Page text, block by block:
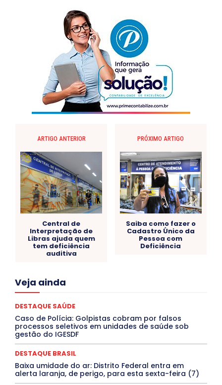
ARTIGO ANTERIOR
Central de
Interpretação de
Libras ajuda quem
tem deficiência
auditiva
PRÓXIMO ARTIGO
Saiba como fazer o
Cadastro Único da
Pessoa com
Deficiência
Veja ainda
Acre
Congressuanas & Esplanadumas
Covid-19
Cultura e Tal
DANÇA Dengue
Denuncia
DESTAQUE BRASIL
DESTAQUE DF
DESTAQUE SAÚDE
ELEIÇÕES
Especial
Espírito Santo ESPORTE
ESTÁGIO
EVENTOS
EXPOSIÇÃO Featured
Febre Amarela
DESTAQUE SAÚDE
Caso de Polícia: Golpistas cobram por falsos
processos seletivos em unidades de saúde sob
gestão do IGESDF
DESTAQUE BRASIL
Baixa umidade do ar: Distrito Federal entra em
alerta laranja, de perigo, para esta sexta-feira (7)